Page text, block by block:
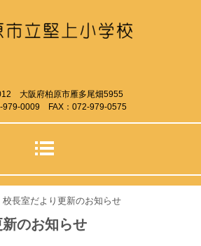
大阪府柏原市雁多尾畑5955
979-0009 FAX：072-979-0575
校長室だより更新のお知らせ
のお知らせ